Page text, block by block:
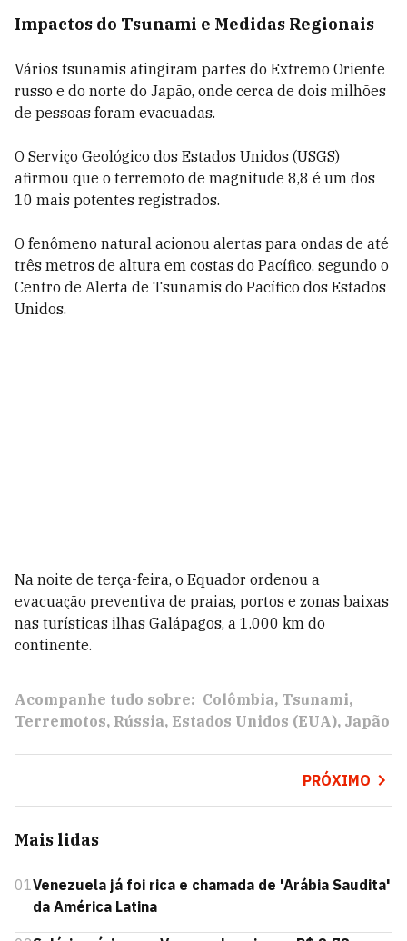
Impactos do Tsunami e Medidas Regionais
Vários tsunamis atingiram partes do Extremo Oriente
russo e do norte do Japão, onde cerca de dois milhões
de pessoas foram evacuadas.
O Serviço Geológico dos Estados Unidos (USGS)
afirmou que o terremoto de magnitude 8,8 é um dos
10 mais potentes registrados.
O fenômeno natural acionou alertas para ondas de até
três metros de altura em costas do Pacífico, segundo o
Centro de Alerta de Tsunamis do Pacífico dos Estados
Unidos.
Na noite de terça-feira, o Equador ordenou a
evacuação preventiva de praias, portos e zonas baixas
nas turísticas ilhas Galápagos, a 1.000 km do
continente.
Acompanhe tudo sobre: Colômbia Tsunami
Terremotos Rússia Estados Unidos (EUA) Japão
PRÓXIMO
Mais lidas
01Venezuela já foi rica e chamada de 'Arábia Saudita'
da América Latina